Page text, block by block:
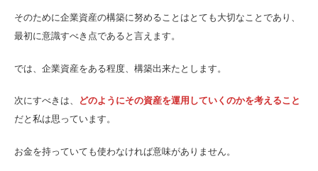
そのために企業資産の構築に努めることはとても大切なことであり、
最初に意識すべき点であると言えます。
では、企業資産をある程度、構築出来たとします。
次にすべきは、
どのようにその資産を運用していくのかを考えること
だと私は思っています。
お金を持っていても使わなければ意味がありません。